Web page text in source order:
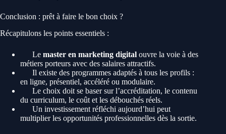
Conclusion : prêt à faire le bon choix ?
Récapitulons les points essentiels :
Le master en marketing digital ouvre la voie à des
métiers porteurs avec des salaires attractifs.
Il existe des programmes adaptés à tous les profils :
en ligne, présentiel, accéléré ou modulaire.
Le choix doit se baser sur l’accréditation, le contenu
du curriculum, le coût et les débouchés réels.
Un investissement réfléchi aujourd’hui peut
multiplier les opportunités professionnelles dès la sortie.